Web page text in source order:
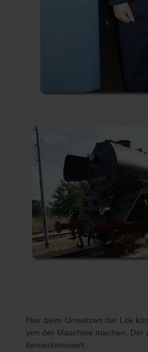
Hier beim Umsetzen der Lok
von der Maschine machen. Der
bemerkenswert.